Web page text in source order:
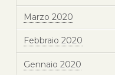
Marzo 2020
Febbraio 2020
Gennaio 2020